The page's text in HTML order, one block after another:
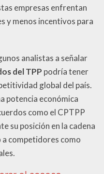
empresas enfrentan
y menos incentivos para
analistas a señalar
del TPP podría tener
global del país.
potencia económica
como el CPTPP
su posición en la cadena
competidores como